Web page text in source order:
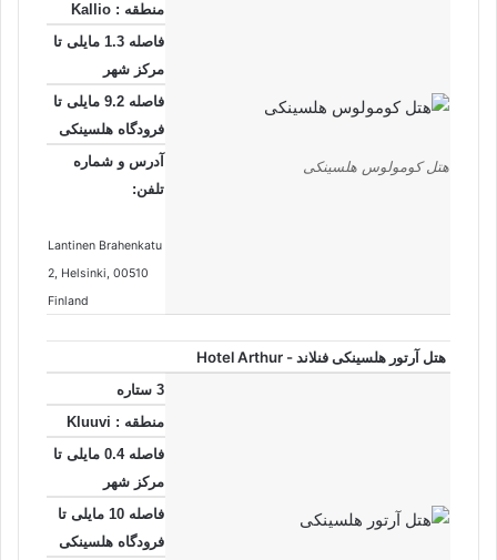
هتل کومولوس هلسینکی
منطقه : Kallio
فاصله 1.3 مایلی تا
مرکز شهر
فاصله 9.2 مایلی تا
فرودگاه هلسینکی
آدرس و شماره
تلفن:
Lantinen Brahenkatu
2, Helsinki, 00510
Finland
هتل آرتور هلسینکی فنلاند - Hotel Arthur
3 ستاره
منطقه : Kluuvi
فاصله 0.4 مایلی تا
مرکز شهر
فاصله 10 مایلی تا
فرودگاه هلسینکی